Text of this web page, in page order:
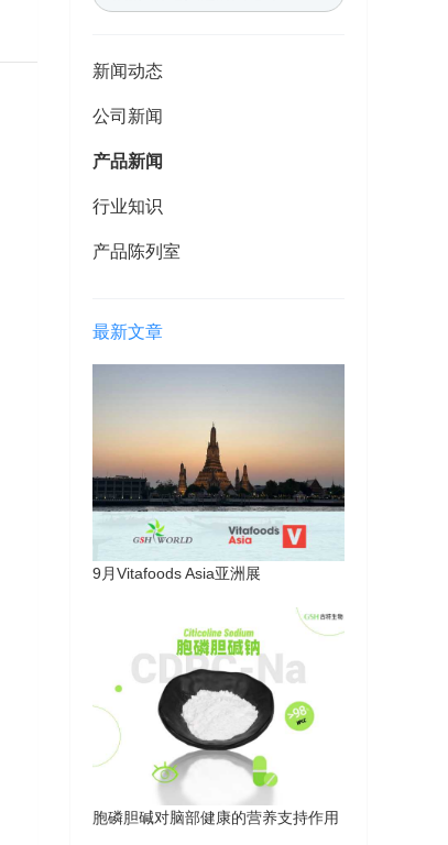
新闻动态
公司新闻
产品新闻
行业知识
产品陈列室
最新文章
9月Vitafoods Asia亚洲展
胞磷胆碱对脑部健康的营养支持作用